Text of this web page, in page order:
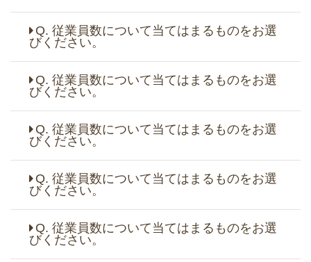
Q. 従業員数について当てはまるものをお選
びください。
Q. 従業員数について当てはまるものをお選
びください。
Q. 従業員数について当てはまるものをお選
びください。
Q. 従業員数について当てはまるものをお選
びください。
Q. 従業員数について当てはまるものをお選
びください。